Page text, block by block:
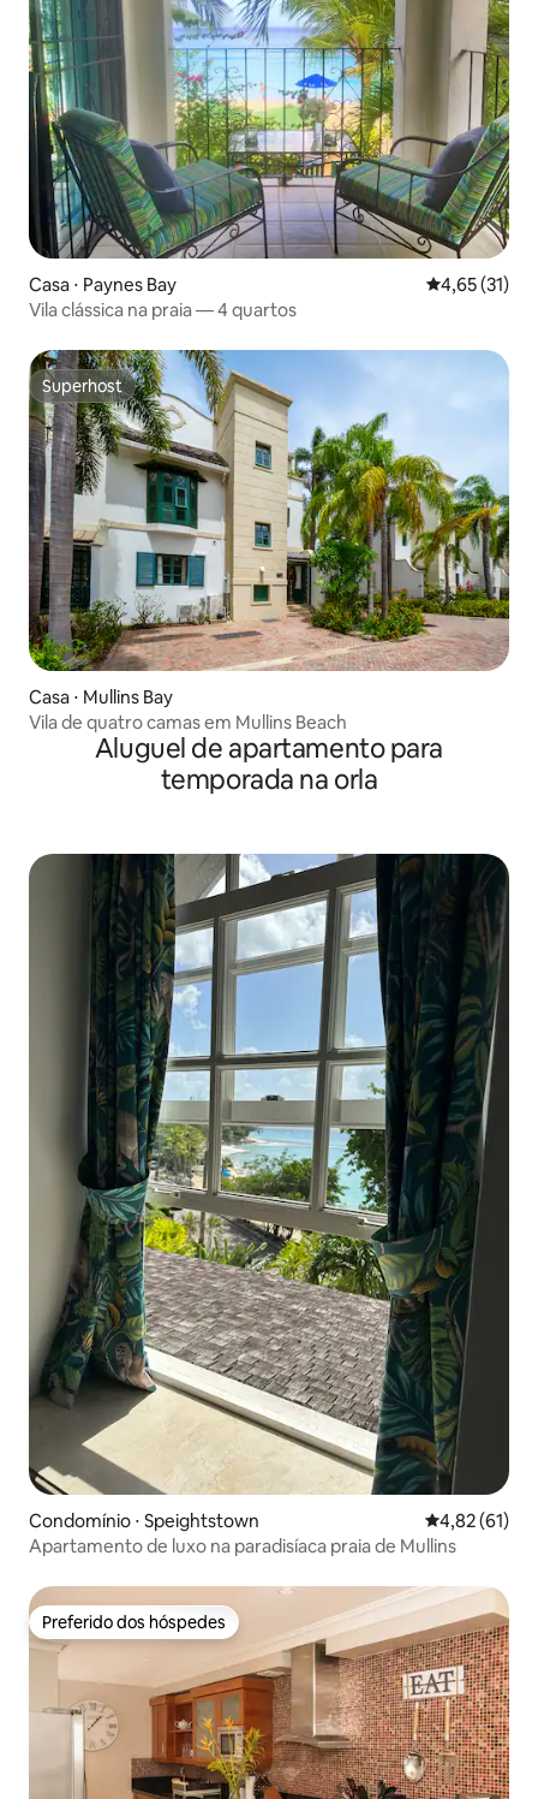
Casa ⋅ Paynes Bay 4,65 de uma
4,65 (31)
Vila clássica na praia — 4 quartos
Superhost
Superhost
Casa ⋅ Mullins Bay
Vila de quatro camas em Mullins Beach
Aluguel de apartamento para
temporada na orla
Condomínio ⋅ Speightstown 4,82 de uma
4,82 (61)
Apartamento de luxo na paradisíaca praia de Mullins
Preferido dos hóspedes
Preferido dos hóspedes